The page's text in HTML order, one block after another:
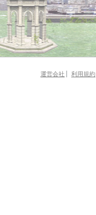
運営会社 利用規約